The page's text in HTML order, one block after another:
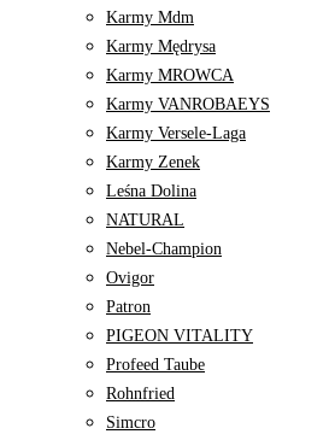
Karmy Mdm
Karmy Mędrysa
Karmy MROWCA
Karmy VANROBAEYS
Karmy Versele-Laga
Karmy Zenek
Leśna Dolina
NATURAL
Nebel-Champion
Ovigor
Patron
PIGEON VITALITY
Profeed Taube
Rohnfried
Simcro